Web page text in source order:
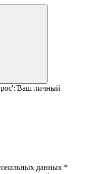
личный
данных *